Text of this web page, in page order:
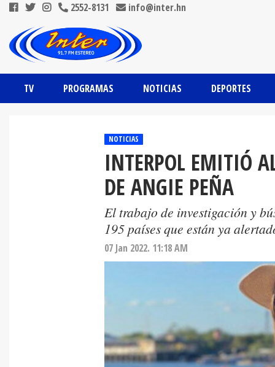
2552-8131 info@inter.hn
TV PROGRAMAS NOTICIAS DEPORTES
NOTICIAS
INTERPOL EMITIÓ
DE ANGIE PEÑA
El trabajo de investigación y
195 países que están ya
07 Jan 2022. 11:18 AM